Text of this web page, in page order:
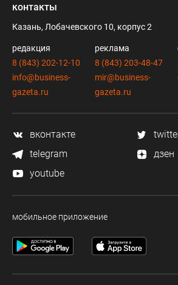
контакты
Казань, Лобачевского 10, корпус 2
редакция
8 (843) 202-12-10
info@business-
gazeta.ru
реклама
8 (843) 203-48-47
mir@business-
gazeta.ru
вконтакте
telegram
дзен
youtube
мобильное приложение